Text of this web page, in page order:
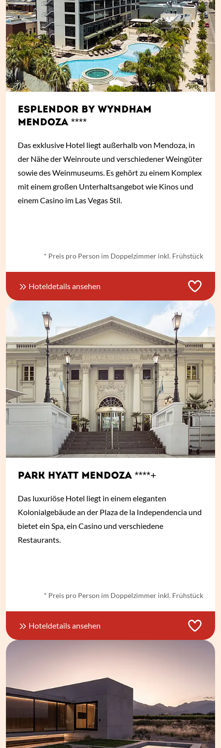
ESPLENDOR BY WYNDHAM
MENDOZA ****
Das exklusive Hotel liegt außerhalb von Mendoza, in
der Nähe der Weinroute und verschiedener Weingüter
sowie des Weinmuseums. Es gehört zu einem Komplex
mit einem großen Unterhaltsangebot wie Kinos und
einem Casino im Las Vegas Stil.
* Preis pro Person im Doppelzimmer inkl. Frühstück
Hoteldetails ansehen
PARK HYATT MENDOZA ****+
Das luxuriöse Hotel liegt in einem eleganten
Kolonialgebäude an der Plaza de la Independencia und
bietet ein Spa, ein Casino und verschiedene
Restaurants.
* Preis pro Person im Doppelzimmer inkl. Frühstück
Hoteldetails ansehen